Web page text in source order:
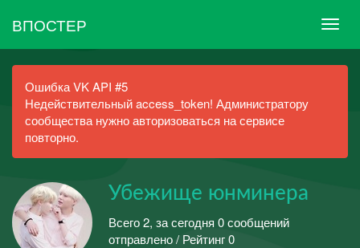
ВПОСТЕР
Ошибка VK API #5
Недействительный access_token! Администратору
сообщества нужно авторизоваться на сервисе
повторно.
Убежище юнминера
Всего 2, за сегодня 0 сообщений
отправлено / Рейтинг 0